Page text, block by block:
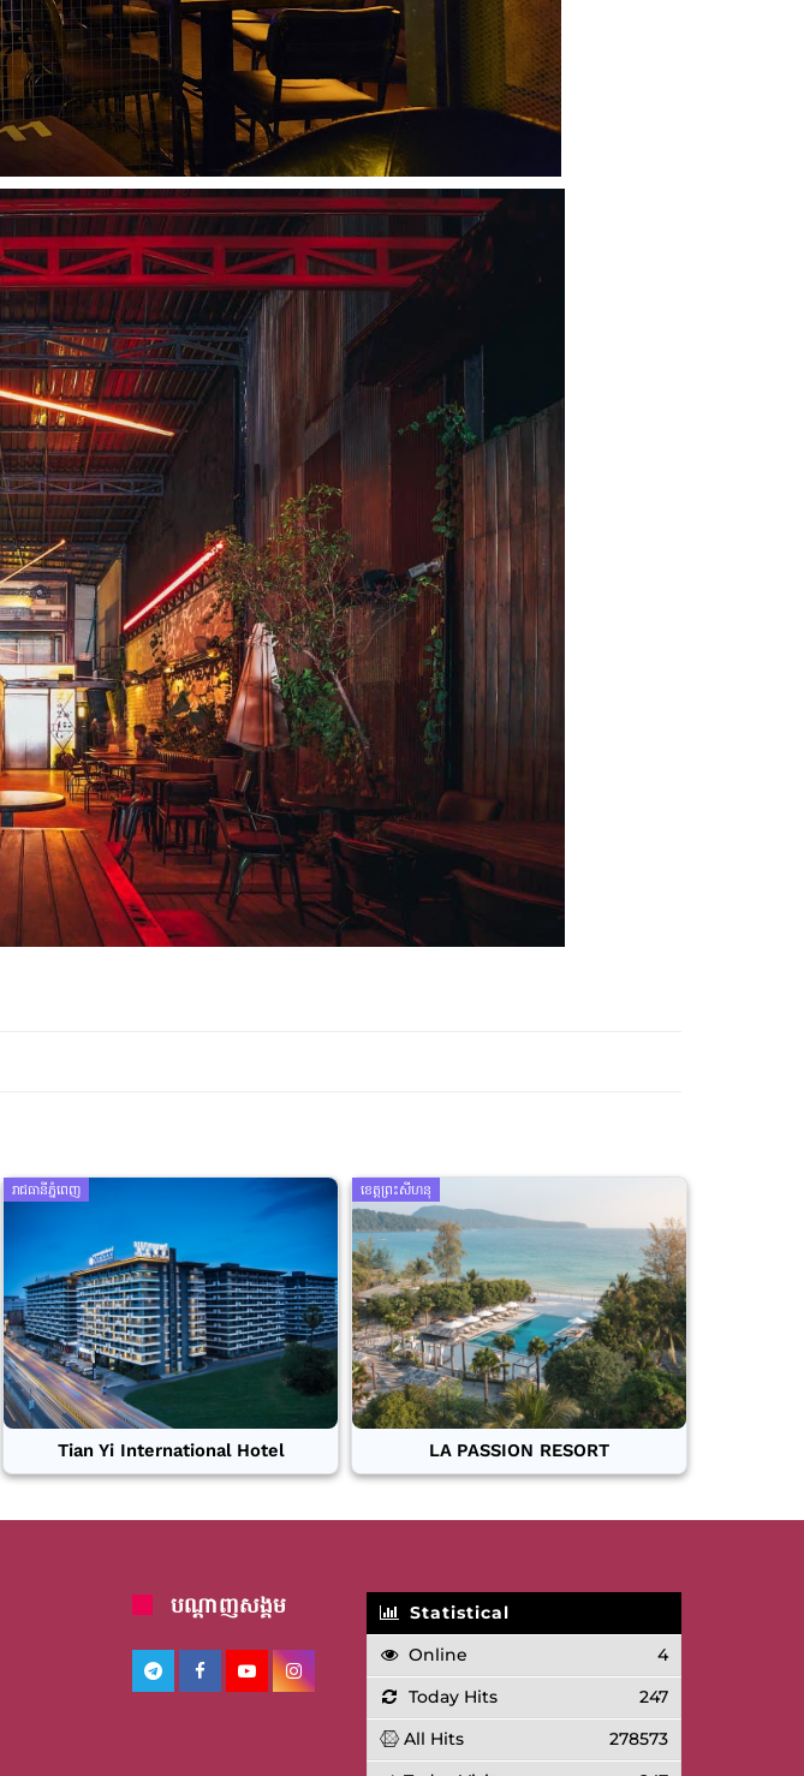
រាជធានីភ្នំពេញ
Tian Yi International Hotel
ខេត្តព្រះសីហនុ
LA PASSION RESORT
បណ្តាញសង្គម
Statistical
Online
4
Today Hits
247
All Hits
278573